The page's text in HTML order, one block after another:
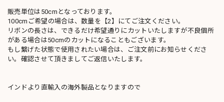
販売単位は50cmとなっております。
100cmご希望の場合は、数量を【2】にてご注文ください。
リボンの長さは、できるだけ希望通りにカットいたしますが不良個所
がある場合は50cmのカットになることもございます。
もし繋げた状態で使用されたい場合は、ご注文前にお知らせくださ
い。確認させて頂きましてご返信いたします。
インドより直輸入の海外製品となりますので